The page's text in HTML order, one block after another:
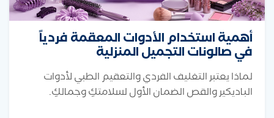
أهمية استخدام الأدوات المعقمة فردياً
في صالونات التجميل المنزلية
لماذا يعتبر التغليف الفردي والتعقيم الطبي لأدوات
الباديكير والقص الضمان الأول لسلامتكِ وجمالكِ.